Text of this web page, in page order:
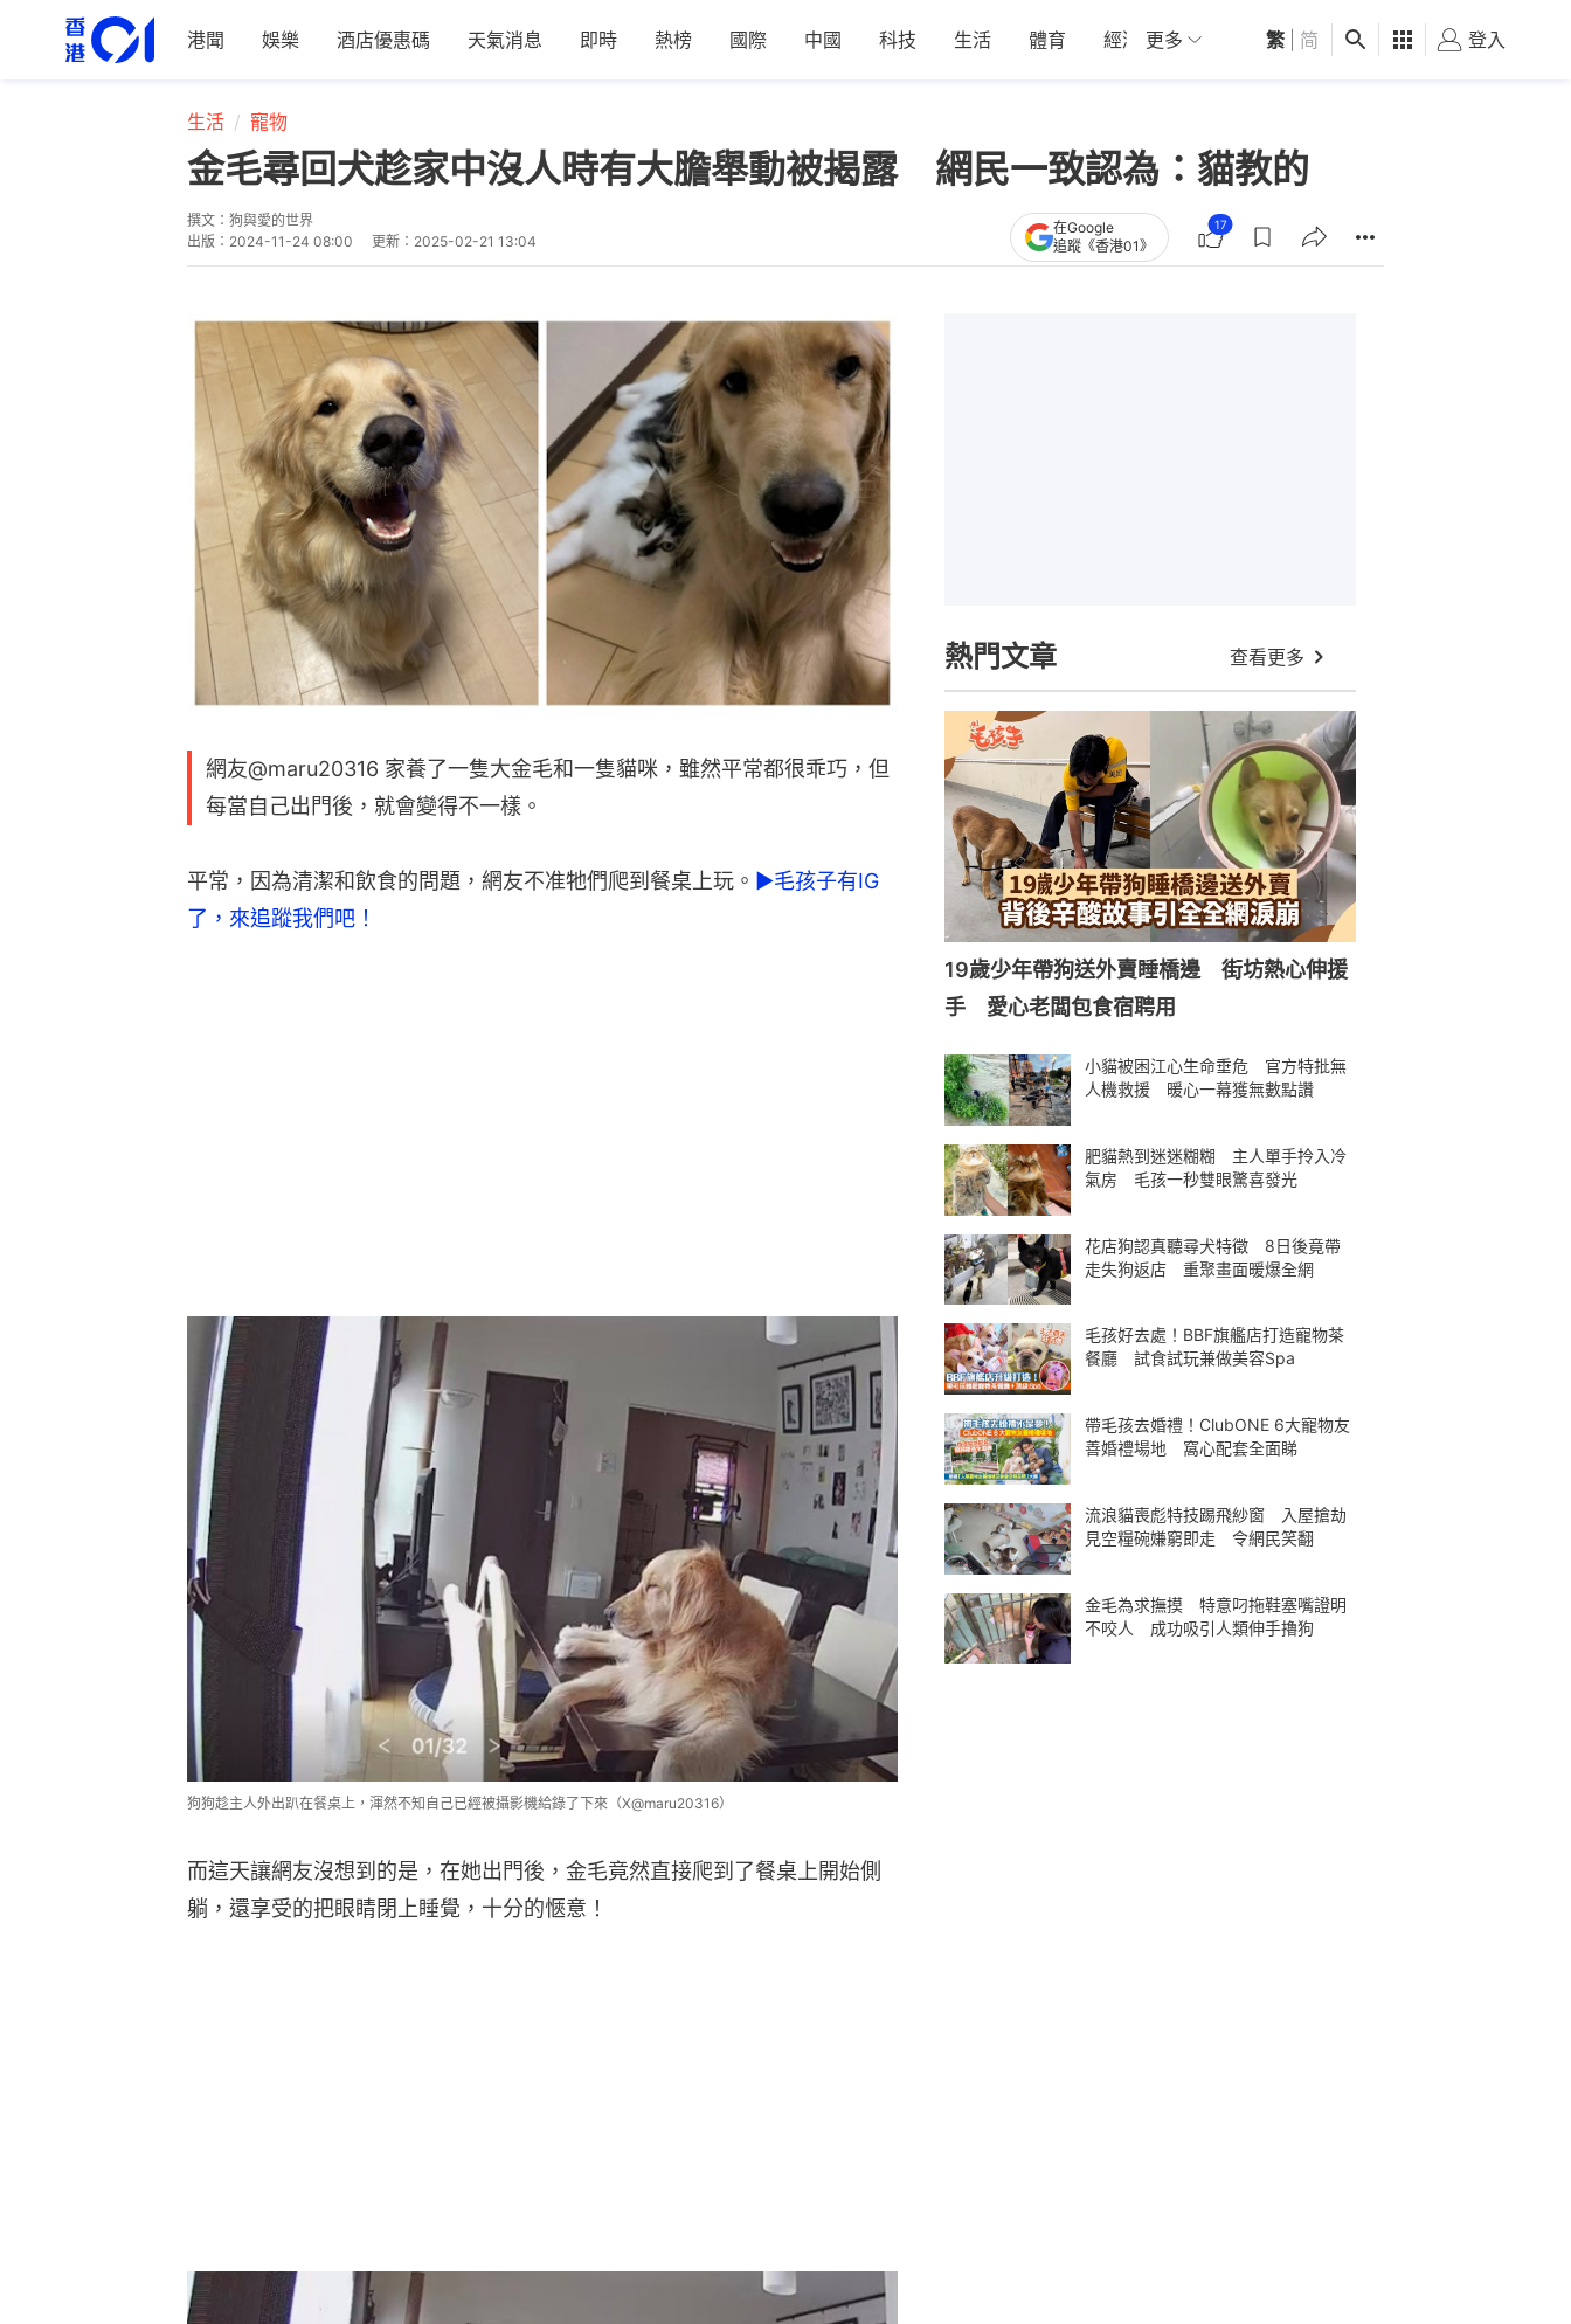
港聞 娛樂 酒店優惠碼 天氣消息 即時 熱榜 國際 中國 科技 生活 體育 經濟 01深圳 觀點 健康 好食玩飛
更多 繁 简 登入
生活 寵物
金毛尋回犬趁家中沒人時有大膽舉動被揭露 網民一致認為：貓教的
撰文： 狗與愛的世界
出版： 2024-11-24 08:00 更新： 2025-02-21 13:04
在Google
追蹤《香港01》
17
網友@maru20316 家養了一隻大金毛和一隻貓咪，雖然平常都很乖巧，但
每當自己出門後，就會變得不一樣。
平常，因為清潔和飲食的問題，網友不准牠們爬到餐桌上玩。 ►毛孩子有IG
了，來追蹤我們吧！
狗狗趁主人外出趴在餐桌上，渾然不知自己已經被攝影機給錄了下來（X@maru20316）
而這天讓網友沒想到的是，在她出門後，金毛竟然直接爬到了餐桌上開始側
躺，還享受的把眼睛閉上睡覺，十分的愜意！
熱門文章 查看更多
19歲少年帶狗送外賣睡橋邊 街坊熱心伸援
手 愛心老闆包食宿聘用
小貓被困江心生命垂危 官方特批無
人機救援 暖心一幕獲無數點讚
肥貓熱到迷迷糊糊 主人單手拎入冷
氣房 毛孩一秒雙眼驚喜發光
花店狗認真聽尋犬特徵 8日後竟帶
走失狗返店 重聚畫面暖爆全網
毛孩好去處！BBF旗艦店打造寵物茶
餐廳 試食試玩兼做美容Spa
帶毛孩去婚禮！ClubONE 6大寵物友
善婚禮場地 窩心配套全面睇
流浪貓喪彪特技踢飛紗窗 入屋搶劫
見空糧碗嫌窮即走 令網民笑翻
金毛為求撫摸 特意叼拖鞋塞嘴證明
不咬人 成功吸引人類伸手擼狗